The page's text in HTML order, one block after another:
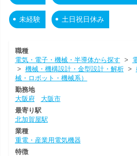
未経験 土日祝日休み
職種
電気・電子・機械・半導体から探す >
> 機械・機構設計・金型設計・解析>
械・ロボット・機械系）
勤務地
大阪府
大阪市
最寄り駅
北加賀屋駅
業種
重電・産業用電気機器
特徴